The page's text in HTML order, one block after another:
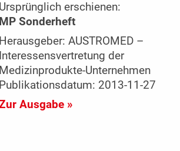
Ursprünglich erschienen:
MP Sonderheft
Herausgeber: AUSTROMED –
Interessensvertretung der
Medizinprodukte-Unternehmen
Publikationsdatum: 2013-11-27
Ausgabe »